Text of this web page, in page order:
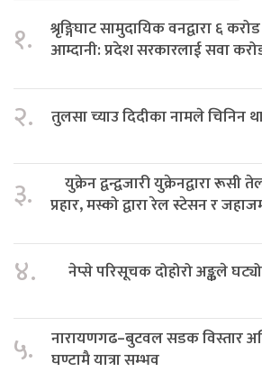
१.
श्रृङ्गिघाट सामुदायिक वनद्वारा ६
आम्दानी: प्रदेश सरकारलाई सवा
२. तुलसा च्याउ दिदीका नामले चिनिन
३.
युक्रेन द्वन्द्वजारी युक्रेनद्वारा रूसी
प्रहार, मस्को द्वारा रेल स्टेसन र
४. नेप्से परिसूचक दोहोरो अङ्कले घट्यो
५.
नारायणगढ–बुटवल सडक विस्तार
घण्टामै यात्रा सम्भव